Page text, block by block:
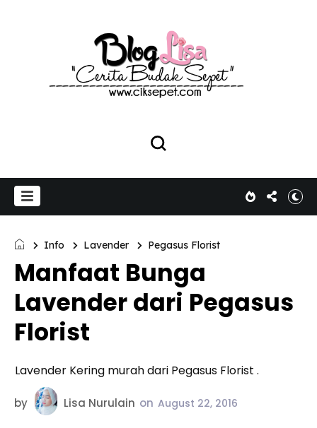
Info Lavender Pegasus Florist
Manfaat Bunga
Lavender dari Pegasus
Florist
Lavender Kering murah dari Pegasus Florist .
by Lisa Nurulain on August 22, 2016